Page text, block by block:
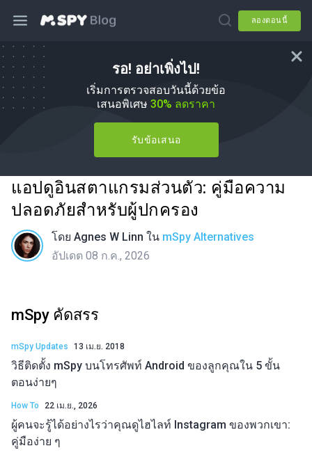
ลองตอนนี้
รอ! อย่าเพิ่งไป!
เริ่มการตรวจสอบวันนี้ด้วยข้อ
เสนอพิเศษ 30% ลดราคา
รับข้อเสนอ
แอปดูอินสตาแกรมส่วนตัว: คู่มือความ
ปลอดภัยสำหรับผู้ปกครอง
โดย Agnes W Linn ใน mSpy Alternatives
อัปเดต 08 ก.ค., 2026
mSpy คัดสรร
mSpy Updates 13 เม.ย. 2018
วิธีติดตั้ง mSpy บนโทรศัพท์ Android ของลูกคุณใน 5 ขั้น
ตอนง่ายๆ
How To 22 เม.ย., 2026
ผู้คนจะรู้ได้อย่างไรว่าคุณดูไฮไลท์ Instagram ของพวกเขา:
คู่มือง่าย ๆ